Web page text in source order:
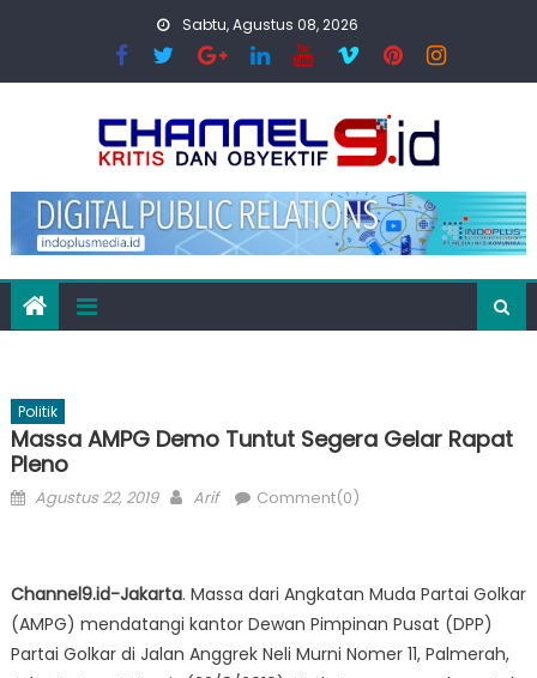
Sabtu, Agustus 08, 2026
Politik
Massa AMPG Demo Tuntut Segera Gelar Rapat
Pleno
Posted
Agustus 22, 2019 Author
Arif Comment(0)
Channel9.id-Jakarta. Massa dari Angkatan Muda Partai Golkar
(AMPG) mendatangi kantor Dewan Pimpinan Pusat (DPP)
Partai Golkar di Jalan Anggrek Neli Murni Nomer 11, Palmerah,